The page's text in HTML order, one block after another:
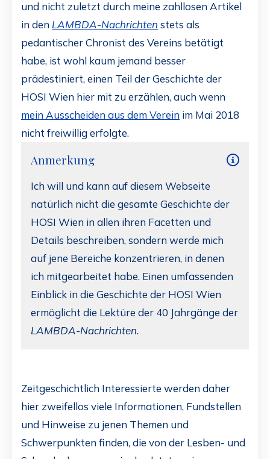
und nicht zuletzt durch meine zahllosen Artikel
in den LAMBDA-Nachrichten stets als
pedantischer Chronist des Vereins betätigt
habe, ist wohl kaum jemand besser
prädestiniert, einen Teil der Geschichte der
HOSI Wien hier mit zu erzählen, auch wenn
mein Ausscheiden aus dem Verein im Mai 2018
nicht freiwillig erfolgte.
Anmerkung
Ich will und kann auf diesem Webseite
natürlich nicht die gesamte Geschichte der
HOSI Wien in allen ihren Facetten und
Details beschreiben, sondern werde mich
auf jene Bereiche konzentrieren, in denen
ich mitgearbeitet habe. Einen umfassenden
Einblick in die Geschichte der HOSI Wien
ermöglicht die Lektüre der 40 Jahrgänge der
LAMBDA-Nachrichten.
Zeitgeschichtlich Interessierte werden daher
hier zweifellos viele Informationen, Fundstellen
und Hinweise zu jenen Themen und
Schwerpunkten finden, die von der Lesben- und